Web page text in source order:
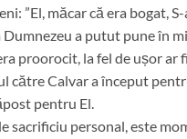
”El, măcar că era bogat,
Dumnezeu a putut pune în
proorocit, la fel de ușor
către Calvar a început
pentru El.
sacrificiu personal, este